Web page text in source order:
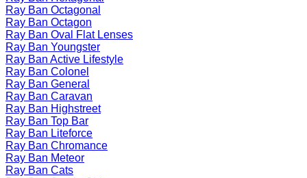
Ray Ban Octagonal
Ray Ban Octagon
Ray Ban Oval Flat Lenses
Ray Ban Youngster
Ray Ban Active Lifestyle
Ray Ban Colonel
Ray Ban General
Ray Ban Caravan
Ray Ban Highstreet
Ray Ban Top Bar
Ray Ban Liteforce
Ray Ban Chromance
Ray Ban Meteor
Ray Ban Cats